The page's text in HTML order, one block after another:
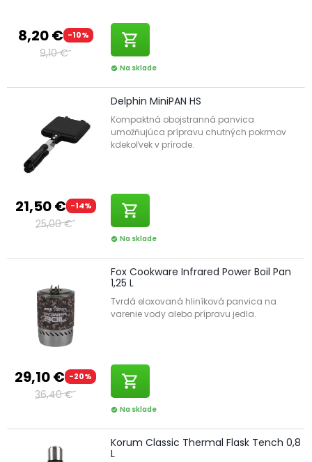
8,20 € -10%
9,10 €
shopping_cart
check_circle Na sklade
21,50 € -14%
25,00 €
Delphin MiniPAN HS
Kompaktná obojstranná panvica
umožňujúca prípravu chutných pokrmov
kdekoľvek v prírode.
shopping_cart
check_circle Na sklade
29,10 € -20%
36,40 €
Fox Cookware Infrared Power Boil Pan
1,25 L
Tvrdá eloxovaná hliníková panvica na
varenie vody alebo prípravu jedla.
shopping_cart
check_circle Na sklade
Korum Classic Thermal Flask Tench 0,8
L